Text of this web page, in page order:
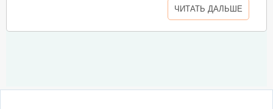
ЧИТАТЬ ДАЛЬШЕ